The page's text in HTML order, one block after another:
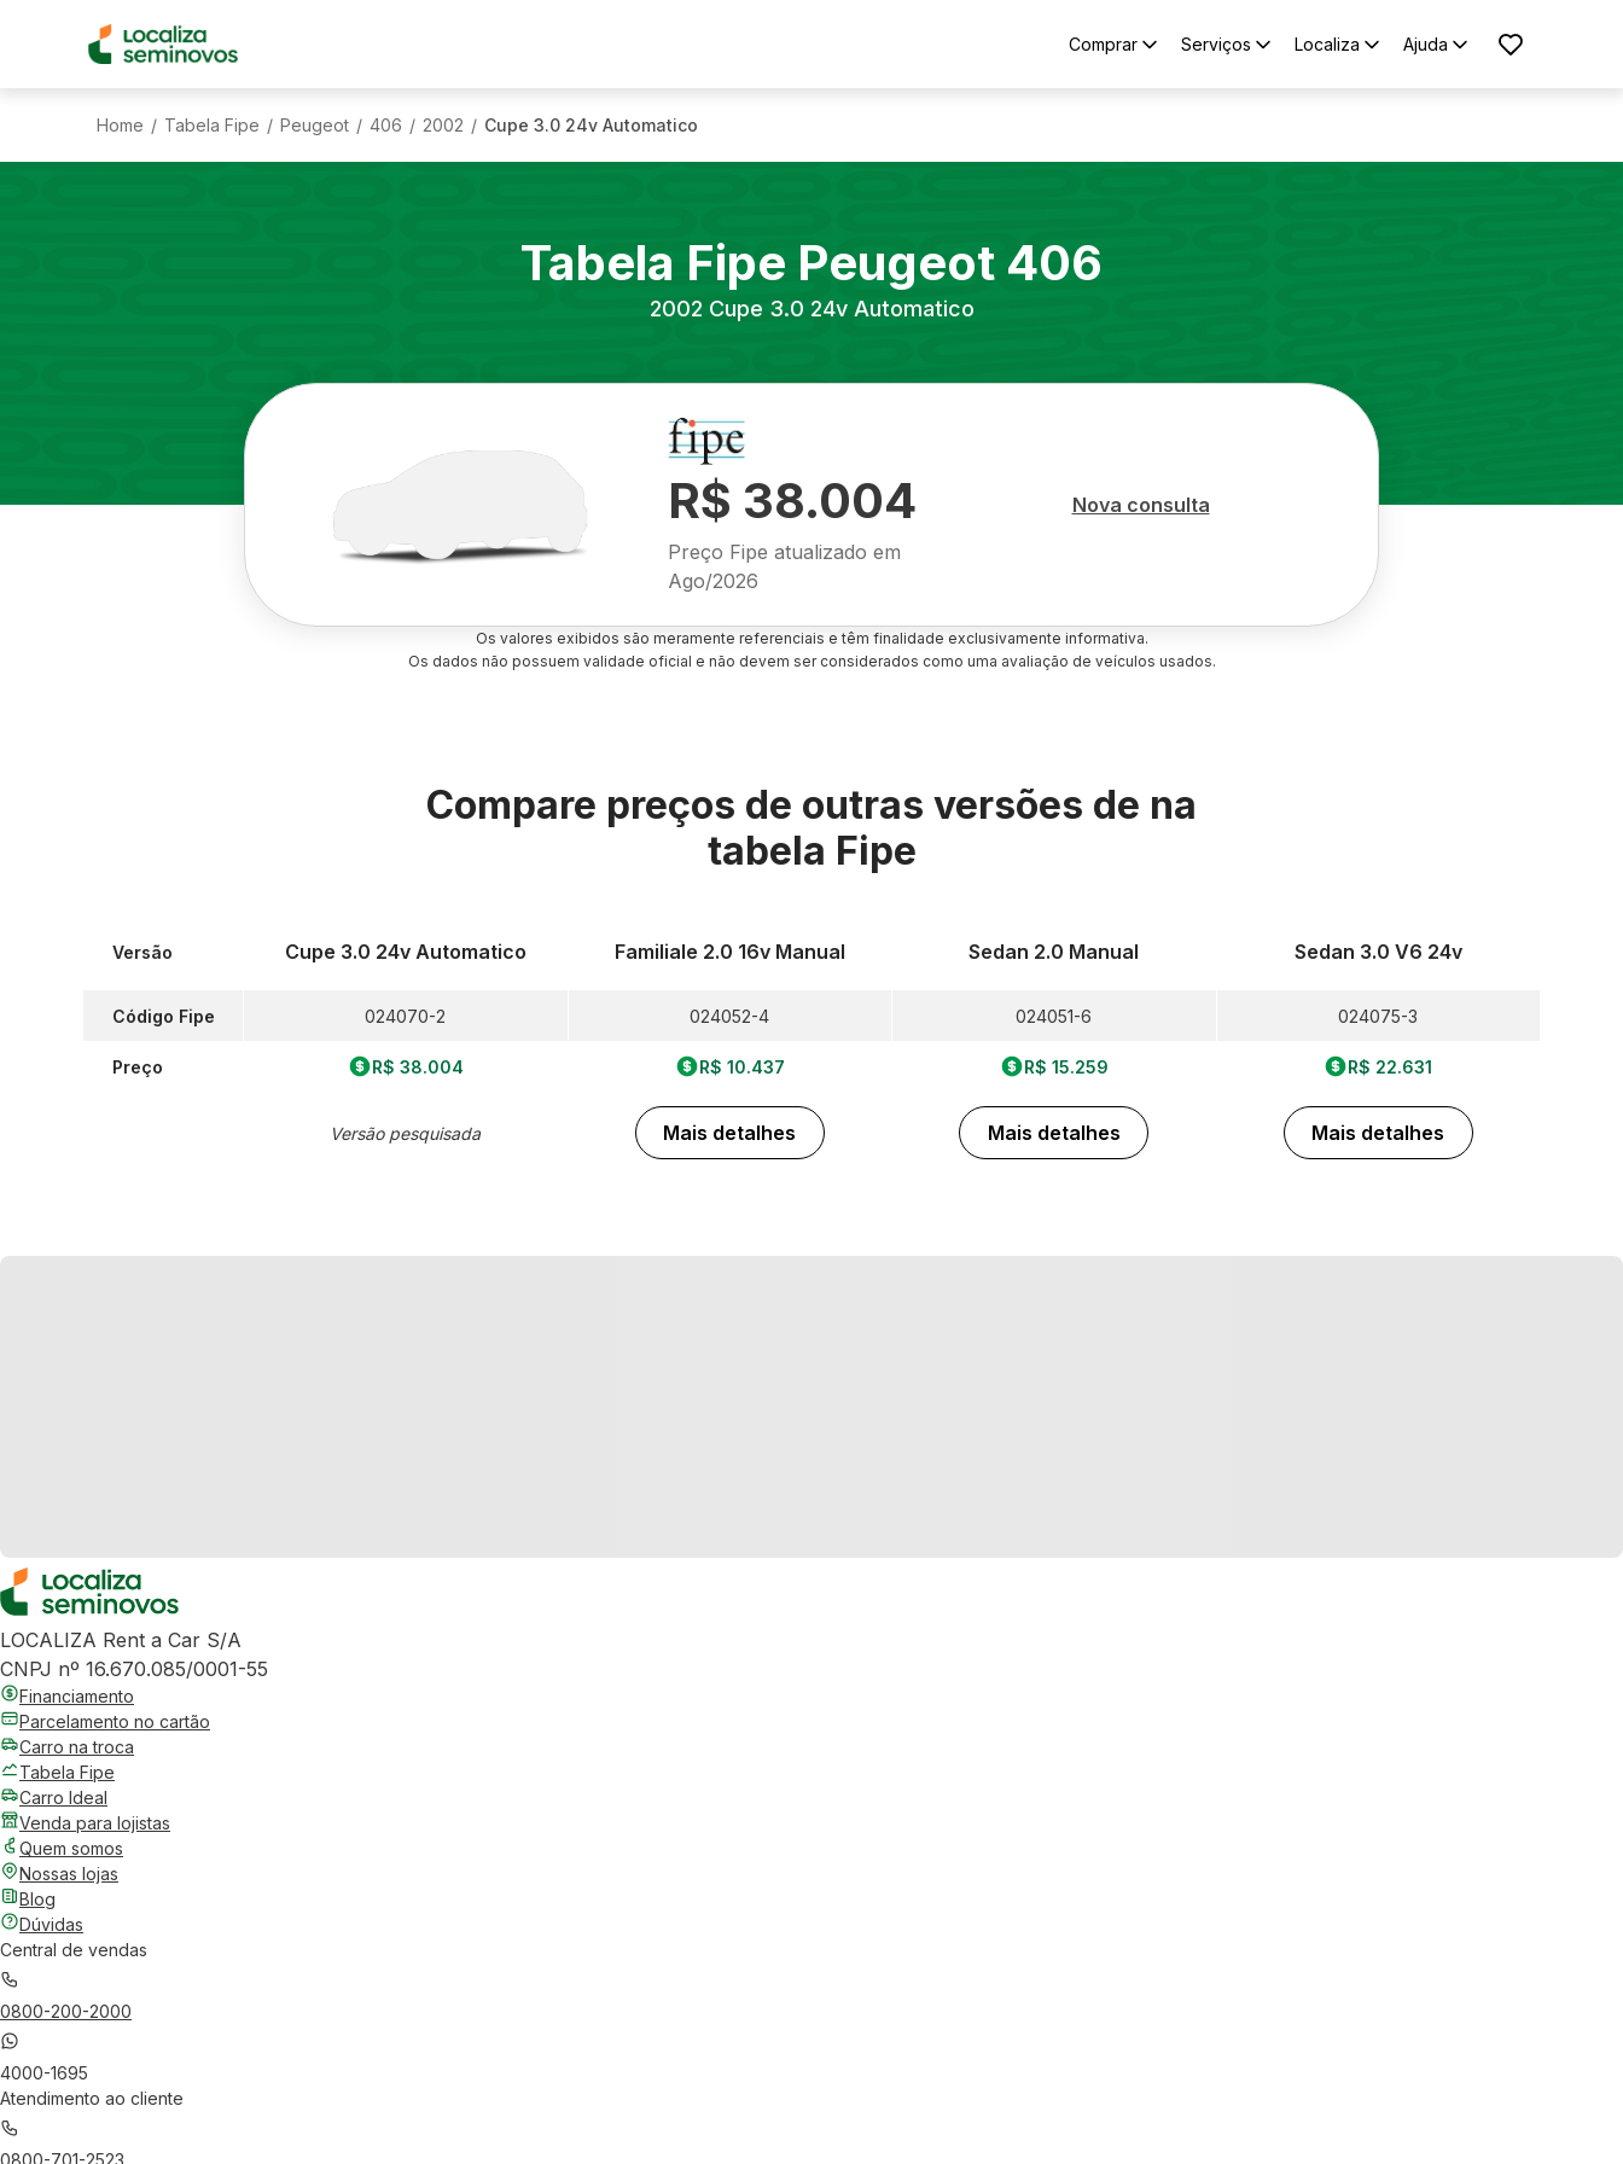
Comprar Serviços Localiza Ajuda
Home / Tabela Fipe / Peugeot / 406 / 2002 / Cupe 3.0 24v Automatico
Tabela Fipe Peugeot 406
2002 Cupe 3.0 24v Automatico
R$ 38.004
Preço Fipe atualizado em
Ago/2026
Nova consulta
Os valores exibidos são meramente referenciais e têm finalidade exclusivamente informativa.
Os dados não possuem validade oficial e não devem ser considerados como uma avaliação de veículos usados.
Compare preços de outras versões de na
tabela Fipe
Versão
Código Fipe
Preço
Cupe 3.0 24v Automatico
024070-2
R$ 38.004
Versão pesquisada
Familiale 2.0 16v Manual
024052-4
R$ 10.437
Mais detalhes
Sedan 2.0 Manual
024051-6
R$ 15.259
Mais detalhes
Sedan 3.0 V6 24v
024075-3
R$ 22.631
Mais detalhes
LOCALIZA Rent a Car S/A
CNPJ nº 16.670.085/0001-55
Financiamento
Parcelamento no cartão
Carro na troca
Tabela Fipe
Carro Ideal
Venda para lojistas
Quem somos
Nossas lojas
Blog
Dúvidas
Central de vendas
0800-200-2000
4000-1695
Atendimento ao cliente
0800-701-2523